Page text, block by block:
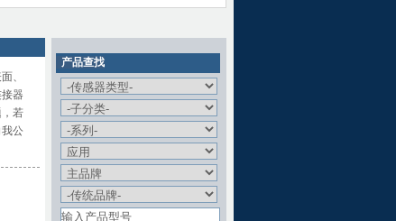
、
器
若
公
产品查找